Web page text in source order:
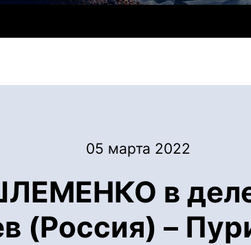
05 марта 2022
в
(Россия) –